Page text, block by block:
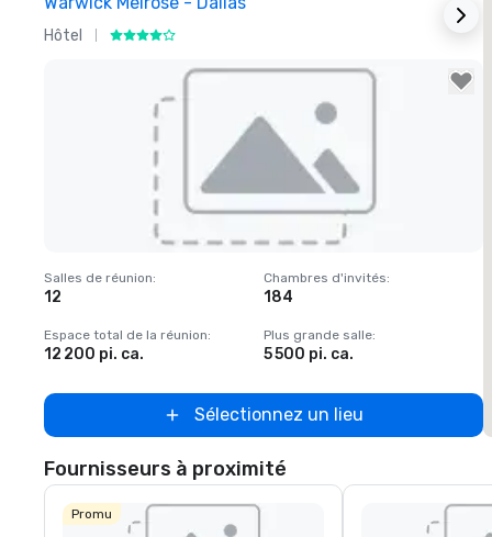
Hôtel
Removed from favorites
Salles de réunion:
12
Chambres d'invités:
184
Espace total de la réunion:
12 200 pi. ca.
Plus grande salle:
5 500 pi. ca.
Sélectionnez un lieu
Fournisseurs à proximité
Promu